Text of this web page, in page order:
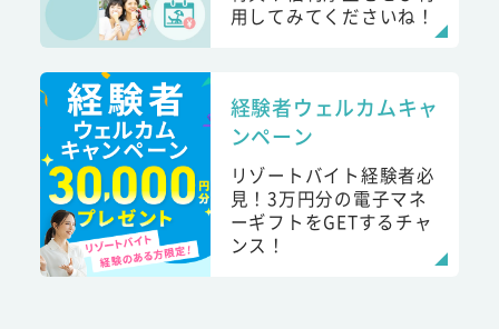
用してみてくださいね！
経験者ウェルカムキャ
ンペーン
リゾートバイト経験者必
見！3万円分の電子マネ
ーギフトをGETするチャ
ンス！